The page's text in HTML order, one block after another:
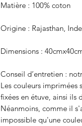
Matière : 100% coton
Origine : Rajasthan, Inde
Dimensions :
Conseil d’entretien :
Les couleurs imprimées
fixées en étuve, ainsi ils
Néanmoins, comme il
impossible qu'une